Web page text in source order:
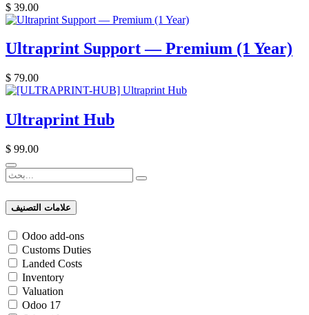
$ 39.00
Ultraprint Support — Premium (1 Year)
$ 79.00
Ultraprint Hub
$ 99.00
علامات التصنيف
Odoo add-ons
Customs Duties
Landed Costs
Inventory
Valuation
Odoo 17